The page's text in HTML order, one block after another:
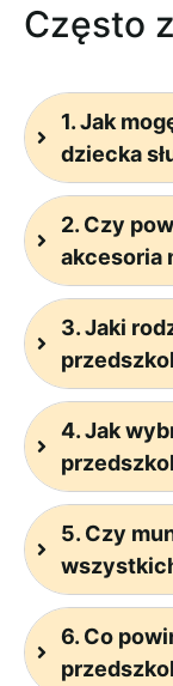
Często
1. Jak
dziecka
2. Czy
akcesoria
3. Jaki
4. Jak
5. Czy
6. Co